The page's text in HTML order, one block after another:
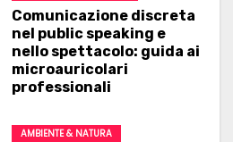
Comunicazione discreta
nel public speaking e
nello spettacolo: guida ai
microauricolari
professionali
AMBIENTE & NATURA